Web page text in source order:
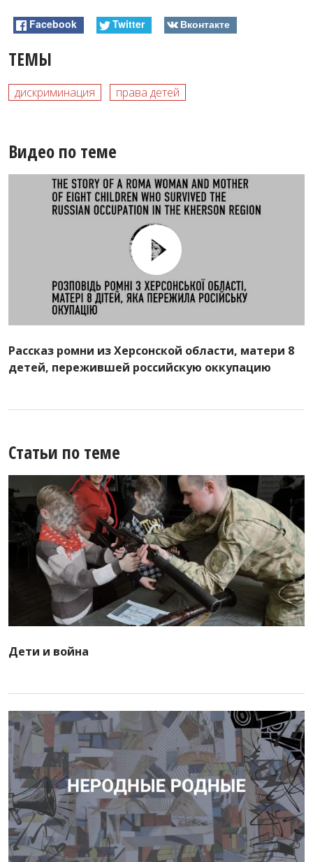
Facebook Twitter Вконтакте
ТЕМЫ
дискриминация права детей
Видео по теме
Рассказ ромни из Херсонской области, матери 8
детей, пережившей российскую оккупацию
Статьи по теме
Дети и война